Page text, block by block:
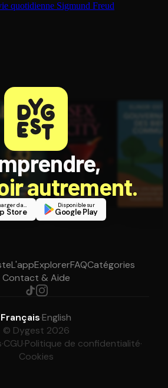
quotidienne Sigmund Freud
autrement.
Télécharger dans
Store
Disponible sur
Google Play
L'appExplorerFAQCatégories
Contact & Aide
Français·English
© Dygest 2026
·CGU·Politique de confidentialité·
Cookies